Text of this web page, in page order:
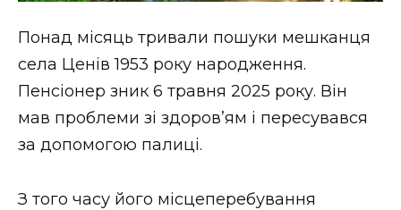
Втрачений Ужгород (відеоверсія)
ЗАКАРПАТСЬКІ НОВИНИ
Понад місяць тривали пошуки мешканця
села Ценів 1953 року народження.
Пенсіонер зник 6 травня 2025 року. Він
мав проблеми зі здоров’ям і пересувався
за допомогою палиці.
З того часу його місцеперебування